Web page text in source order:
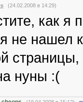
(24.02.2008 в 14:29)
как
не нашел
нуны :(